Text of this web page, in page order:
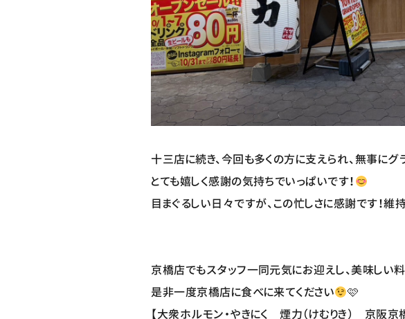
十三店に続き、今回も多くの方に支えられ、無事にグ
とても嬉しく感謝の気持ちでいっぱいです！
目まぐるしい日々ですが、この忙しさに感謝です！維
京橋店でもスタッフ一同元気にお迎えし、美味しい
是非一度京橋店に食べに来てください
🩷
【大衆ホルモン・やきにく 煙力（けむりき） 京阪京